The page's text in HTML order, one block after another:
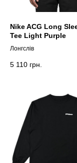
Nike ACG Long
Tee Light Purple
Лонгслів
5 110 грн.